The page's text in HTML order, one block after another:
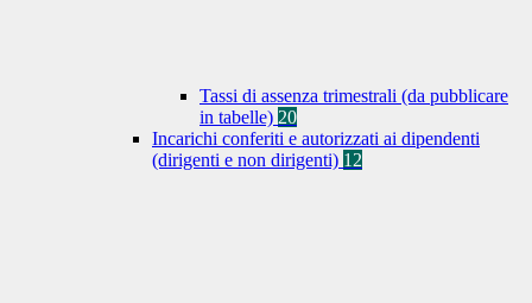
Tassi di assenza trimestrali (da pubblicare
in tabelle) 20
Incarichi conferiti e autorizzati ai dipendenti
(dirigenti e non dirigenti) 12